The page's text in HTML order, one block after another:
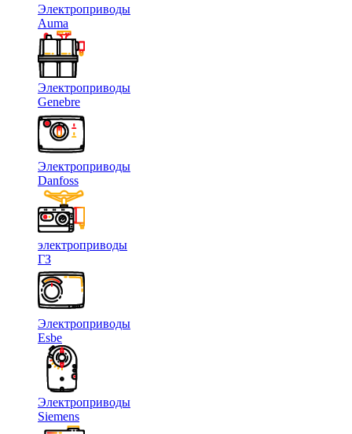
Электроприводы
Auma
Электроприводы
Genebre
Электроприводы
Danfoss
электроприводы
ГЗ
Электроприводы
Esbe
Электроприводы
Siemens